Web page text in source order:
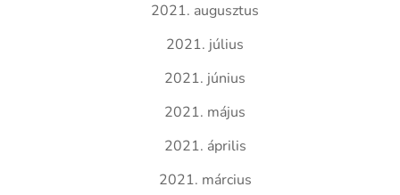
2021. augusztus
2021. július
2021. június
2021. május
2021. április
2021. március